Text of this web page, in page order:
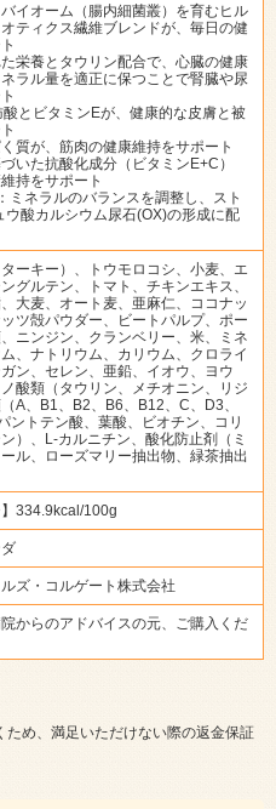
バイオーム（腸内細菌叢）を育むヒル
ティクス繊維ブレンドが、毎日の健
た栄養とタウリン配合で、心臓の健康
ラル量を適正に保つことで腎臓や尿
酸とビタミンEが、健康的な皮膚と被
質が、筋肉の健康維持をサポート
いた抗酸化成分（ビタミンE+C）
持をサポート
ミネラルのバランスを調整し、スト
ウ酸カルシウム尿石(OX)の形成に配
ーキー）、トウモロコシ、小麦、エ
グルテン、トマト、チキンエキス、
大麦、オート麦、亜麻仁、ココナッ
ツ殻パウダー、ビートパルプ、ポー
ニンジン、クランベリー、米、ミネ
、ナトリウム、カリウム、クロライ
ン、セレン、亜鉛、イオウ、ヨウ
酸類（タウリン、メチオニン、リジ
A、B1、B2、B6、B12、C、D3、
ントテン酸、葉酸、ビオチン、コリ
）、L-カルニチン、酸化防止剤（ミ
ル、ローズマリー抽出物、緑茶抽出
】334.9kcal/100g
ルズ・コルゲート株式会社
からのアドバイスの元、ご購入くだ
ため、満足いただけない際の返金保証